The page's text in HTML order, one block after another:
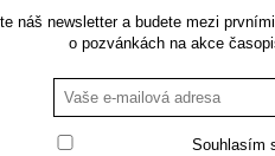
náš newsletter a budete mezi
o pozvánkách na akce
Souhlasím